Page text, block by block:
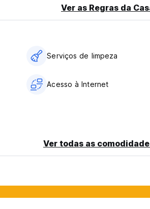
Ver as Regras da
Serviços de limpeza
Acesso à Internet
Ver todas as